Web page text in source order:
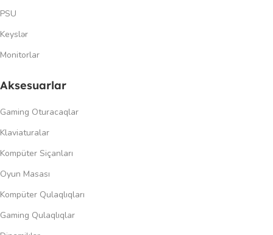
PSU
Keyslər
Monitorlar
Aksesuarlar
Gaming Oturacaqlar
Klaviaturalar
Kompüter Siçanları
Oyun Masası
Kompüter Qulaqlıqları
Gaming Qulaqlıqlar